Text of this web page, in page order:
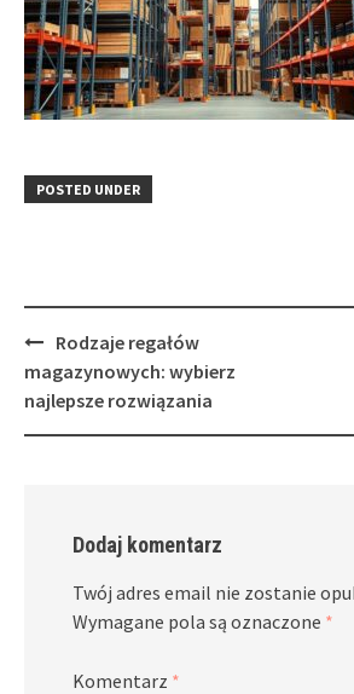
POSTED UNDER
Post
navigation
Rodzaje regałów
magazynowych: wybierz
najlepsze rozwiązania
Dodaj komentarz
Twój adres email nie zostanie
Wymagane pola są oznaczone *
Komentarz *